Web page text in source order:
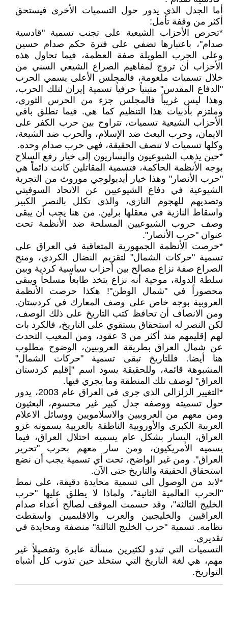
أما الجدل الذي يدور حول التسميات الأخرى فيستحق
أكثر من وقفة تأمل:
*تحرص الأحزاب الشيعية على تجنب تسمية "قادسية
صدام"، باعتبارها تضفي على فترة حكم صدام حسين
وعلى الحرب الطويلة صفة العظمة، فيما تحاول هذه
الأحزاب أن تروج لمفاهيم الصراع الشيعي السني من
خلال تسميات ملغومة، فالمجلس الأعلى يسمي الحرب
"الدفاع المقدس" متبنياً حرفياً تسمية إيران لتلك الحرب،
وهذا ليس غريباً فالمجلس جزء من الحرس الثوري،
وملتزم بأدبيات هذا التنظيم كما هي. فيما تطلق باقي
الأحزاب الشيعية تسميات، تتراوح بين حرب الكفر على
الايمان، وحرب البعث ضد الإسلام، والحرب ضد الشيعة،
وكلها تسميات لا تنصف الحقيقة، فهي حرب صدام وحده.
*حين يذهب الشيوعيون واليساريون إلى خيار رفع السلاح
بوجه الأنظمة الحاكمة، فتسمية المقاتلين كانت دائماً هي
"حرب الأنصار" وهذا خيار أيديولوجي موروث من التجربة
الشيوعية في دفاع الشيوعيين عن الاتحاد السوفيتي
وتصديهم للهجوم النازي، والذي تكلل بالنصر الكبير
واسقاط النازية في معقلها برلين. من هنا يجب أن يبقى
وصف حروب الشيوعيين المسلحة ضد الأنظمة تحت
عنوان "حرب الأنصار".
*حرصت الأنظمة الجمهورية المتعاقبة في العراق على
تسمية "حركات الشمال" لتقزيم النضال الكردي، ومنح
الصراع صفة نزاع مصالح بين أحزاب سياسية كردية وبين
سلطة الدولة، موحية أنه نزاع يتخذ طابعاً مسلحاً ويبقى
محصوراً في "شمال الوطن"! هكذا حرصت الأنظمة
العروبية بوجه خاص على وصف المعارك في كردستان.
ومن الانصاف أن تحافظ كتب التاريخ على ذلك الوصف،
لكن النصر له استحقاق يستقوي على التاريخ، فالكرد بات
لهم إقليمهم منذ أكثر من 3 عقود، ومن المعيب التحدث
عن شمال العراق بطريقة العروبيين، الوضوح مطلوب
هنا أيضا. فللتاريخ تبقى تسمية "حركات الشمال"
المشبوهة قائمة، وللحقيقة يسود اسم "إقليم كردستان
العراق" لوصف تلك المنطقة وما يجري فيها.
*التغيير الزلزالي الذي جرى في العراق عام 2003، يدور
حول تسميته ووصفه جدل كبير غير محسوم، البعثيون
ومن معهم من العروبيين والاسلامويين ووسائل الاعلام
العربية الكبرى والأوروبية الناطقة بالعربية يسمونه غزو
العراق، اليسار بشكل عام يسميه احتلال العراق، فيما
يسميه الأمريكيون، ومن سار معهم بحرب "تحرير
العراق". ومن غير الواضح، تحت أي تسمية يجب أن نضع
استحقاق الحقيقة والتاريخ حتى الآن.
*لابد من الوصول الى تسمية محايدة دقيقة، على نمط
"الحرب العالمية الثانية"، ولماذا لا يطلق عليها "حرب
الخليج الثالثة"، وقد حسمت الموقف لصالح أعداء صدام
العراقيين والخليجيين والعرب والاقليميين واسقطت
نظامه. تسمية "حرب الخليج الثالثة" منصفة ومحايدة في
تقديري.
التسميات التي تبدو لكثيرين مسألة عابرة وتفصيلاً غير
مهم، هي لغة التاريخ التي ستخلد حين تذوب كل أشباه
التواريخ.